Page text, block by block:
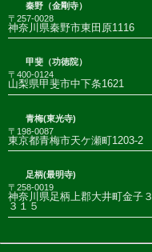
秦野（金剛寺）
〒257-0028
神奈川県秦野市東田原1116
甲斐（功徳院）
〒400-0124
山梨県甲斐市中下条1621
青梅(東光寺)
〒198-0087
東京都青梅市天ケ瀬町1203-2
足柄(最明寺)
〒258-0019
神奈川県足柄上郡大井町金子３
３１５